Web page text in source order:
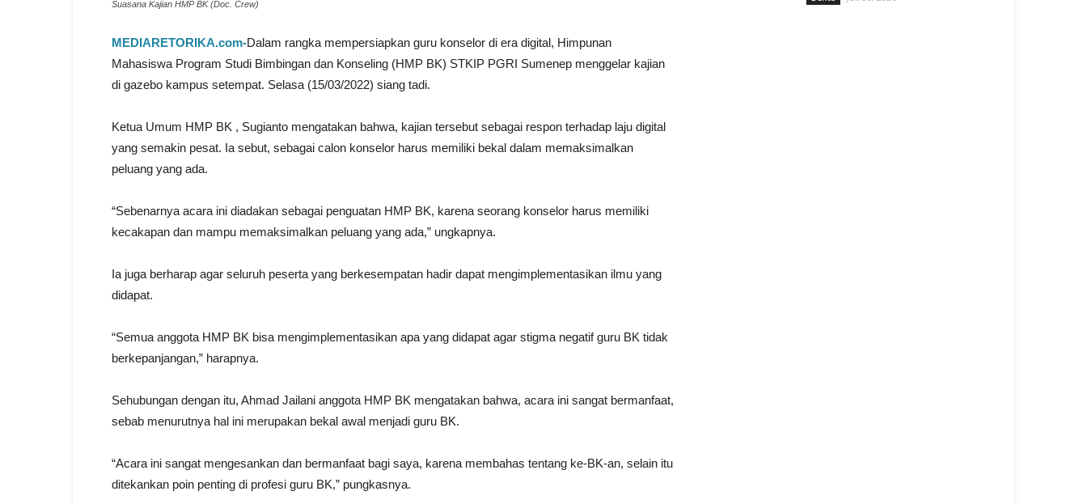
Suasana Kajian HMP BK (Doc. Crew)
MEDIARETORIKA.com-Dalam rangka mempersiapkan guru konselor di era digital, Himpunan
Mahasiswa Program Studi Bimbingan dan Konseling (HMP BK) STKIP PGRI Sumenep menggelar kajian
di gazebo kampus setempat. Selasa (15/03/2022) siang tadi.
Ketua Umum HMP BK , Sugianto mengatakan bahwa, kajian tersebut sebagai respon terhadap laju digital
yang semakin pesat. Ia sebut, sebagai calon konselor harus memiliki bekal dalam memaksimalkan
peluang yang ada.
“Sebenarnya acara ini diadakan sebagai penguatan HMP BK, karena seorang konselor harus memiliki
kecakapan dan mampu memaksimalkan peluang yang ada,” ungkapnya.
Ia juga berharap agar seluruh peserta yang berkesempatan hadir dapat mengimplementasikan ilmu yang
didapat.
“Semua anggota HMP BK bisa mengimplementasikan apa yang didapat agar stigma negatif guru BK tidak
berkepanjangan,” harapnya.
Sehubungan dengan itu, Ahmad Jailani anggota HMP BK mengatakan bahwa, acara ini sangat bermanfaat,
sebab menurutnya hal ini merupakan bekal awal menjadi guru BK.
“Acara ini sangat mengesankan dan bermanfaat bagi saya, karena membahas tentang ke-BK-an, selain itu
ditekankan poin penting di profesi guru BK,” pungkasnya.